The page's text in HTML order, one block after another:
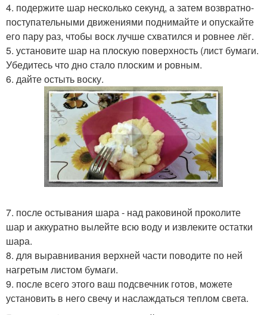
4. подержите шар несколько секунд, а затем возвратно-
поступательными движениями поднимайте и опускайте
его пару раз, чтобы воск лучше схватился и ровнее лёг.
5. установите шар на плоскую поверхность (лист бумаги.
Убедитесь что дно стало плоским и ровным.
6. дайте остыть воску.
7. после остывания шара - над раковиной проколите
шар и аккуратно вылейте всю воду и извлеките остатки
шара.
8. для выравнивания верхней части поводите по ней
нагретым листом бумаги.
9. после всего этого ваш подсвечник готов, можете
установить в него свечу и наслаждаться теплом света.